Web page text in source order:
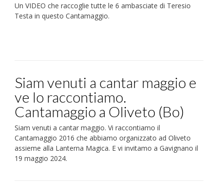
Un VIDEO che raccoglie tutte le 6 ambasciate di Teresio
Testa in questo Cantamaggio.
Siam venuti a cantar maggio e
ve lo raccontiamo.
Cantamaggio a Oliveto (Bo)
Siam venuti a cantar maggio. Vi raccontiamo il
Cantamaggio 2016 che abbiamo organizzato ad Oliveto
assieme alla Lanterna Magica. E vi invitamo a Gavignano il
19 maggio 2024.